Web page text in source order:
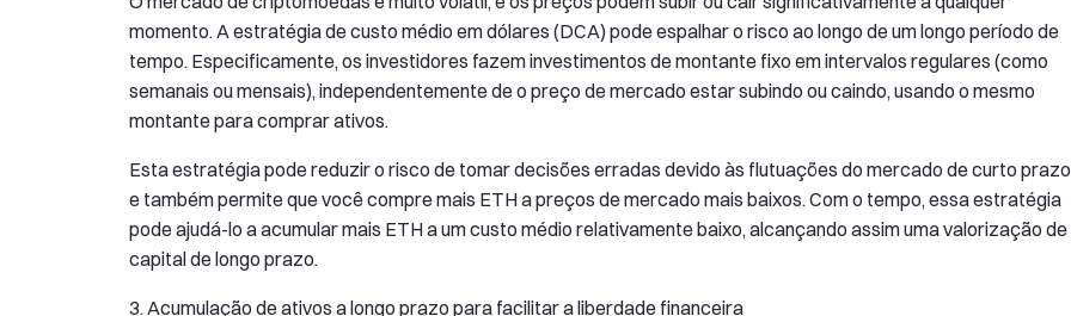
momento. A estratégia de custo médio em dólares (DCA) pode espalhar o risco ao longo de um longo período de
tempo. Especificamente, os investidores fazem investimentos de montante fixo em intervalos regulares (como
semanais ou mensais), independentemente de o preço de mercado estar subindo ou caindo, usando o mesmo
montante para comprar ativos.
Esta estratégia pode reduzir o risco de tomar decisões erradas devido às flutuações do mercado de curto
e também permite que você compre mais ETH a preços de mercado mais baixos. Com o tempo, essa estratégia
pode ajudá-lo a acumular mais ETH a um custo médio relativamente baixo, alcançando assim uma valorização de
capital de longo prazo.
3. Acumulação de ativos a longo prazo para facilitar a liberdade financeira